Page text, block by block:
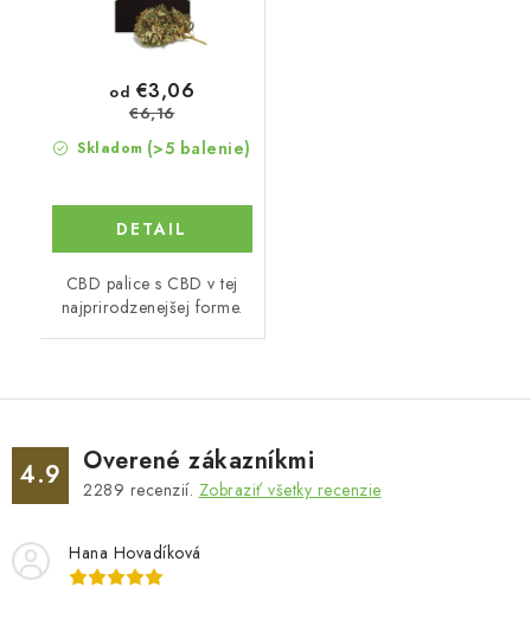
Skladom (>5 balenie)
od €3,06
€6,16
DETAIL
CBD palice s CBD v tej
najprirodzenejšej forme.
4.9 Overené zákazníkmi
2289 recenzií. Zobraziť všetky recenzie
Hana Hovadíková